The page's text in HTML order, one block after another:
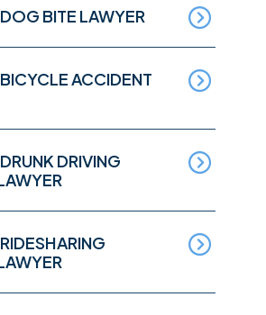
BITE LAWYER
ACCIDENT
DRIVING